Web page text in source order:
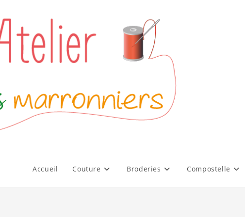
Accueil Couture Broderies Compostelle